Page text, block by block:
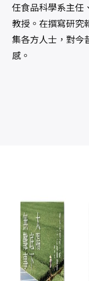
任食品科學系主任
教授。在撰寫研究
集各方人士，對今
感。